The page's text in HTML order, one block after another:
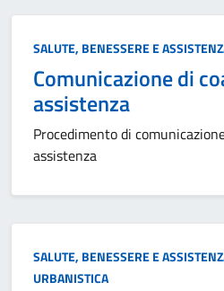
Categoria:
SALUTE, BENESSERE E
Comunicazione di
assistenza
Procedimento di
assistenza
Categoria:
SALUTE, BENESSERE E
URBANISTICA